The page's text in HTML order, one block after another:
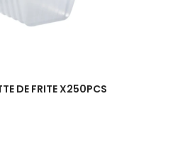
DE FRITE X250PCS